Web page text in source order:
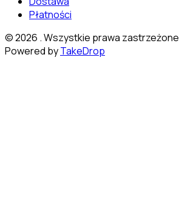
Płatności
©2026 . Wszystkie prawa zastrzeżone
Powered byTakeDrop